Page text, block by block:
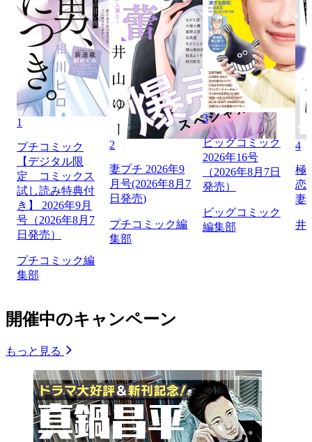
1
プチコミック
【デジタル限
定 コミックス
試し読み特典付
き】 2026年9月
号（2026年8月7
日発売）
プチコミック編
集部
2
妻プチ 2026年9
月号(2026年8月7
日発売)
プチコミック編
集部
3
ビッグコミック
2026年16号
（2026年8月7日
発売）
ビッグコミック
編集部
4
極
恋
妻
井
開催中のキャンペーン
もっと見る